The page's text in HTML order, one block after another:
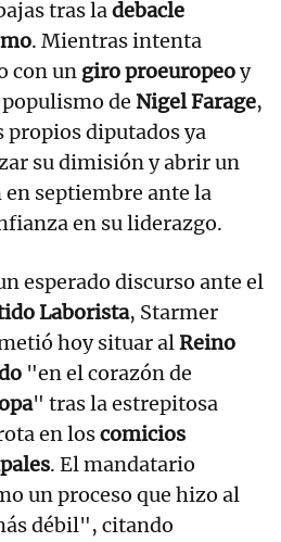
tras ladebacle
. Mientras intenta
con un giro proeuropeoy
de Nigel Farage,
propios diputados ya
su dimisión y abrir un
en septiembre ante la
en su liderazgo.
esperado discurso ante el
Laborista, Starmer
hoy situar alReino
"en el corazón de
" tras la estrepitosa
en loscomicios
. El mandatario
un proceso que hizo al
débil", citando